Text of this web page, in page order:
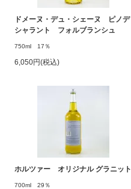
ドメーヌ・デュ・シェーヌ ピノデ
シャラント フォルブランシュ
750ml 17％
6,050円(税込)
ホルツァー オリジナル グラニット
700ml 29％